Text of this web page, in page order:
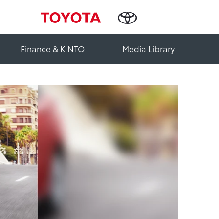
Finance & KINTO Media Library